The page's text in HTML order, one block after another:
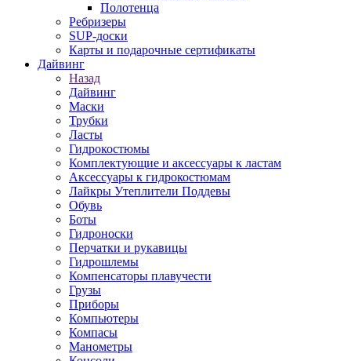
Полотенца
Ребризеры
SUP-доски
Карты и подарочные сертификаты
Дайвинг
Назад
Дайвинг
Маски
Трубки
Ласты
Гидрокостюмы
Комплектующие и аксессуары к ластам
Аксессуары к гидрокостюмам
Лайкры Утеплители Поддевы
Обувь
Боты
Гидроноски
Перчатки и рукавицы
Гидрошлемы
Компенсаторы плавучести
Грузы
Приборы
Компьютеры
Компасы
Манометры